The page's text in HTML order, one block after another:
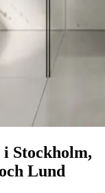
Stockholm,
Lund